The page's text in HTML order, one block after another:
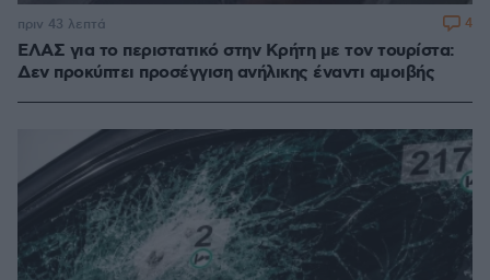
ΕΛΑΣ για το περιστατικό στην Κρήτη με τον τουρίστα:
Δεν προκύπτει προσέγγιση ανήλικης έναντι αμοιβής
πριν 43 λεπτά 4